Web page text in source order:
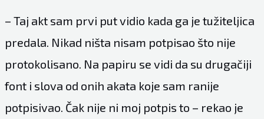
– Taj akt sam prvi put vidio kada ga je tužiteljica
predala. Nikad ništa nisam potpisao što nije
protokolisano. Na papiru se vidi da su drugačiji
font i slova od onih akata koje sam ranije
potpisivao. Čak nije ni moj potpis to – rekao je